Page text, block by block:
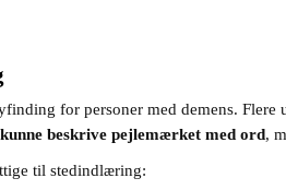
for personer med demens.
beskrive pejlemærket med ord,
til stedindlæring: